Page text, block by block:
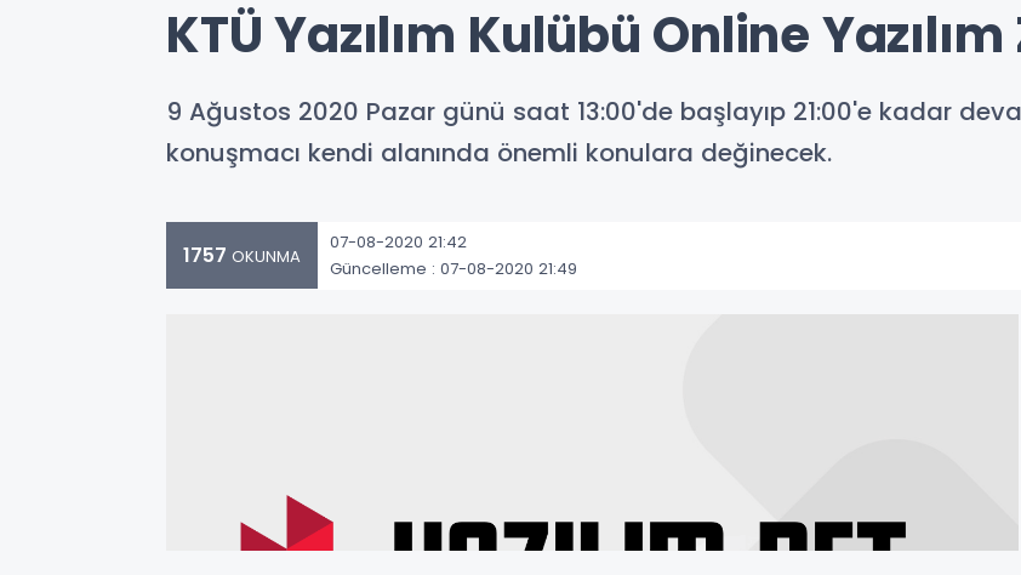
KTÜ Yazılım Kulübü Online
9 Ağustos 2020 Pazar günü saat 13:00'de başlayıp 21:00'e kadar
konuşmacı kendi alanında önemli konulara değinecek.
1757 OKUNMA
07-08-2020 21:42
Güncelleme : 07-08-2020 21:49